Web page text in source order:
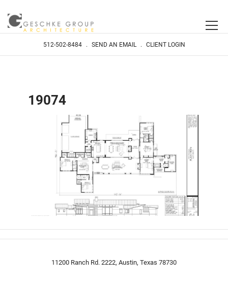
512-502-8484 . SEND AN EMAIL . CLIENT LOGIN
19074
11200 Ranch Rd. 2222, Austin, Texas 78730